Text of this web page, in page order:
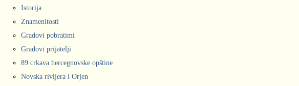
Istorija
Znamenitosti
Gradovi pobratimi
Gradovi prijatelji
89 crkava hercegnovske opštine
Novska rivijera i Orjen